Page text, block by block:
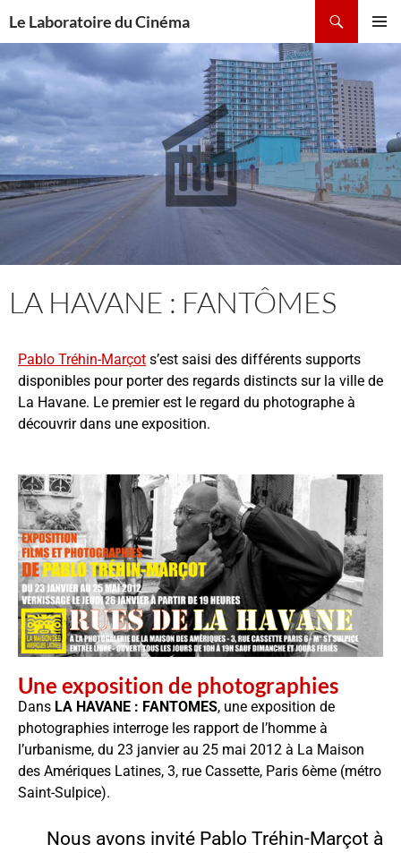
principal
Le Laboratoire du Cinéma
LA HAVANE : FANTÔMES
Pablo Tréhin-Marçot s’est saisi des différents supports
disponibles pour porter des regards distincts sur la ville de
La Havane. Le premier est le regard du photographe à
découvrir dans une exposition.
Une exposition de photographies
Dans LA HAVANE : FANTOMES, une exposition de
photographies interroge les rapport de l’homme à
l’urbanisme, du 23 janvier au 25 mai 2012 à La Maison
des Amériques Latines, 3, rue Cassette, Paris 6ème (métro
Saint-Sulpice).
Nous avons invité Pablo Tréhin-Marçot à